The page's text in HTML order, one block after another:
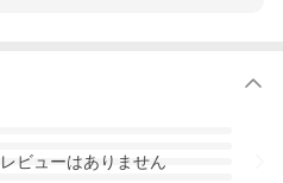
ビューはありません